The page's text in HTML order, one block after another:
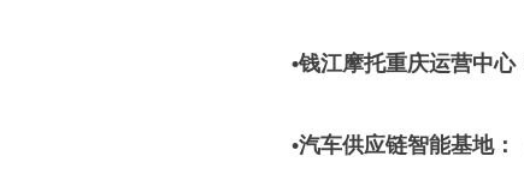
•钱江摩托重庆运营中心
•汽车供应链智能基地：